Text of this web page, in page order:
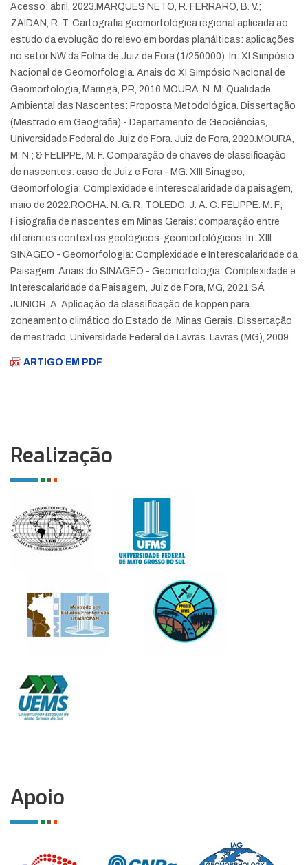
Acesso: abril, 2023. MARQUES NETO, R. FERRARO, B. V.;
ZAIDAN, R. T. Cartografia geomorfológica regional aplicada ao
estudo da evolução do relevo em bordas planálticas: aplicações
no setor NW da Folha de Juiz de Fora (1/250000). In: XI Simpósio
Nacional de Geomorfologia. Anais do XI Simpósio Nacional de
Geomorfologia, Maringá, PR, 2016. MOURA. N. M; Qualidade
Ambiental das Nascentes: Proposta Metodológica. Dissertação
(Mestrado em Geografia) - Departamento de Geociências,
Universidade Federal de Juiz de Fora. Juiz de Fora, 2020. MOURA,
M. N.; & FELIPPE, M. F. Comparação de chaves de classificação
de nascentes: caso de Juiz e Fora - MG. XIII Sinageo,
Geomorfologia: Complexidade e interescalaridade da paisagem,
maio de 2022. ROCHA. N. G. R; TOLEDO. J. A. C. FELIPPE. M. F;
Fisiografia de nascentes em Minas Gerais: comparação entre
diferentes contextos geológicos-geomorfológicos. In: XIII
SINAGEO - Geomorfologia: Complexidade e Interescalaridade da
Paisagem. Anais do SINAGEO - Geomorfologia: Complexidade e
Interescalaridade da Paisagem, Juiz de Fora, MG, 2021. SÁ
JUNIOR, A. Aplicação da classificação de koppen para
zoneamento climático do Estado de. Minas Gerais. Dissertação
de mestrado, Universidade Federal de Lavras. Lavras (MG), 2009.
ARTIGO EM PDF
Realização
Apoio